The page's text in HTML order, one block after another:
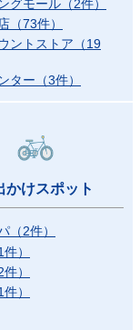
グモール （2件）
（73件）
ントストア （19
ター （3件）
かけスポット
（2件）
件）
件）
件）